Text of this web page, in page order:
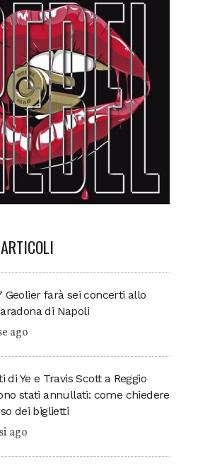
Geolier farà sei concerti allo
di Napoli
ago
di Ye e Travis Scott a Reggio
stati annullati: come chiedere
dei biglietti
ago